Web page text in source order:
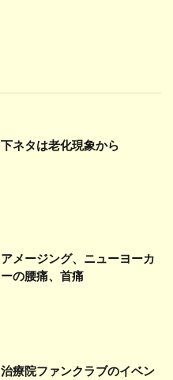
下ネタは老化現象から
アメージング、ニューヨーカ
ーの腰痛、首痛
治療院ファンクラブのイベン